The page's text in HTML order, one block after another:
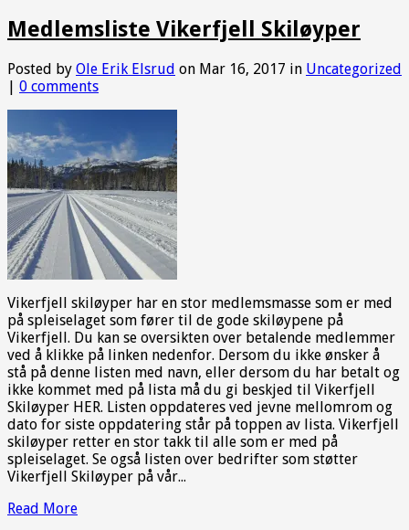
Medlemsliste Vikerfjell Skiløyper
Posted by Ole Erik Elsrud on Mar 16, 2017 in Uncategorized
| 0 comments
Vikerfjell skiløyper har en stor medlemsmasse som er med
på spleiselaget som fører til de gode skiløypene på
Vikerfjell. Du kan se oversikten over betalende medlemmer
ved å klikke på linken nedenfor. Dersom du ikke ønsker å
stå på denne listen med navn, eller dersom du har betalt og
ikke kommet med på lista må du gi beskjed til Vikerfjell
Skiløyper HER. Listen oppdateres ved jevne mellomrom og
dato for siste oppdatering står på toppen av lista. Vikerfjell
skiløyper retter en stor takk til alle som er med på
spleiselaget. Se også listen over bedrifter som støtter
Vikerfjell Skiløyper på vår...
Read More